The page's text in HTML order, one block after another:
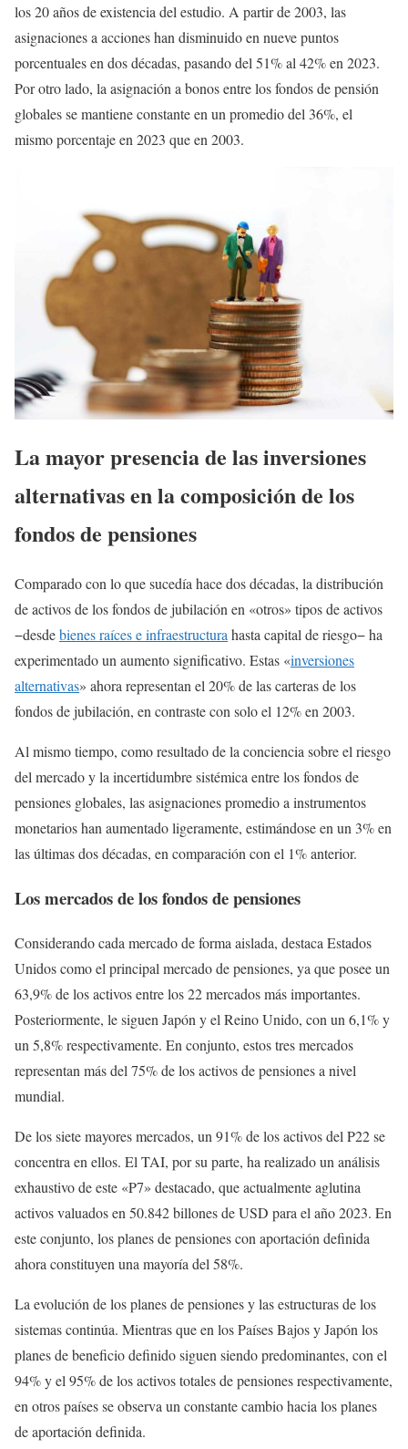
los 20 años de existencia del estudio. A partir de 2003, las
asignaciones a acciones han disminuido en nueve puntos
porcentuales en dos décadas, pasando del 51% al 42% en 2023.
Por otro lado, la asignación a bonos entre los fondos de pensión
globales se mantiene constante en un promedio del 36%, el
mismo porcentaje en 2023 que en 2003.
La mayor presencia de las inversiones
alternativas en la composición de los
fondos de pensiones
Comparado con lo que sucedía hace dos décadas, la distribución
de activos de los fondos de jubilación en «otros» tipos de activos
−desdebienes raíces e infraestructura hasta capital de riesgo− ha
experimentado un aumento significativo. Estas «inversiones
alternativas» ahora representan el 20% de las carteras de los
fondos de jubilación, en contraste con solo el 12% en 2003.
Al mismo tiempo, como resultado de la conciencia sobre el riesgo
del mercado y la incertidumbre sistémica entre los fondos de
pensiones globales, las asignaciones promedio a instrumentos
monetarios han aumentado ligeramente, estimándose en un 3% en
las últimas dos décadas, en comparación con el 1% anterior.
Los mercados de los fondos de pensiones
Considerando cada mercado de forma aislada, destaca Estados
Unidos como el principal mercado de pensiones, ya que posee un
63,9% de los activos entre los 22 mercados más importantes.
Posteriormente, le siguen Japón y el Reino Unido, con un 6,1% y
un 5,8% respectivamente. En conjunto, estos tres mercados
representan más del 75% de los activos de pensiones a nivel
mundial.
De los siete mayores mercados, un 91% de los activos del P22 se
concentra en ellos. El TAI, por su parte, ha realizado un análisis
exhaustivo de este «P7» destacado, que actualmente aglutina
activos valuados en 50.842 billones de USD para el año 2023. En
este conjunto, los planes de pensiones con aportación definida
ahora constituyen una mayoría del 58%.
La evolución de los planes de pensiones y las estructuras de los
sistemas continúa. Mientras que en los Países Bajos y Japón los
planes de beneficio definido siguen siendo predominantes, con el
94% y el 95% de los activos totales de pensiones respectivamente,
en otros países se observa un constante cambio hacia los planes
de aportación definida.